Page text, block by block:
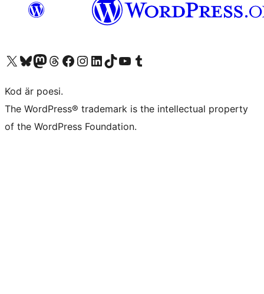
Besök vår X-konto (f.d. Twitter)
Besök vårt Bluesky-konto
Besök vårt Mastodon-konto
Besök vårt Thread-konto
Besök vår Facebook-sidaBesök vårt Instagram-konto
Besök vårt LinkedIn-konto
Besök vårt TikTok-konto
Besök vår YouTube-kanalBesök vårt Tumblr-konto
Kod är poesi.
The WordPress® trademark is the intellectual property
of the WordPress Foundation.